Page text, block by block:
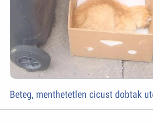
Beteg, menthetetlen cicust dobtak